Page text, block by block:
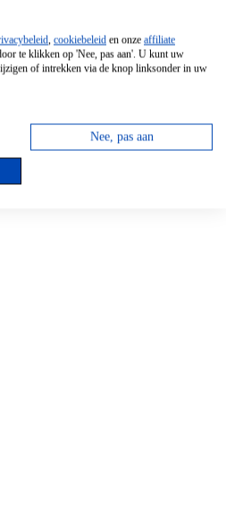
, cookiebeleid en onze affiliate
te klikken op 'Nee, pas aan'. U kunt uw
of intrekken via de knop linksonder in uw
Nee, pas aan